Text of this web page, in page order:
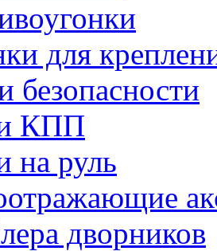
для
безопасности
КПП
на руль
дворников